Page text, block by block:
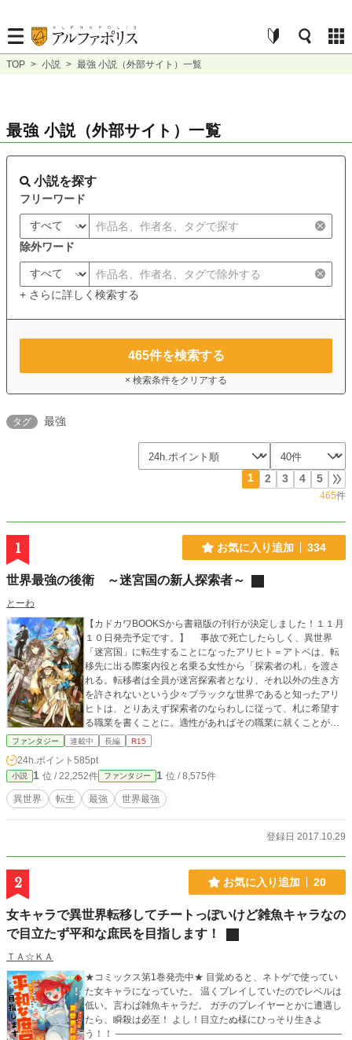
TOP > 小説 > 最強 小説（外部サイト）一覧
最強 小説（外部サイト）一覧
小説を探す
フリーワード
除外ワード
+ さらに詳しく検索する
465件を検索する
× 検索条件をクリアする
タグ 最強
1 2 3 4 5
465件
1 お気に入り追加 334
世界最強の後衛 ～迷宮国の新人探索者～
とーわ
【カドカワBOOKSから書籍版の刊行が決定しました！１１月
１０日発売予定です。】 事故で死亡したらしく、異世界
「迷宮国」に転生することになったアリヒト＝アトベは、転
移先に出る際案内役と名乗る女性から「探索者の札」を渡さ
れる。転移者は全員が迷宮探索者となり、それ以外の生き方
を許されないという少々ブラックな世界であると知ったアリ
ヒトは、とりあえず探索者のならわしに従って、札に希望す
る職業を書くことに。適性があればその職業に就くことがで
きるというのだが、アリヒトは「優秀な後衛が不足してい
しまう。魔法使いでも射手でもない、迷宮国に今まで存在し
なかった職業「後衛」に就くことができてしまったアリヒト
は、色々と試しながら「後衛」という職業の持つスキルの有
用性、応用性を発見し、理想のパーティメンバーたちを見つ
ファンタジー 連載中 長編 R15
24h.ポイント 585pt
小説 1 位 / 22,252件 ファンタジー 1 位 / 8,575件
異世界 転生 最強 世界最強
登録日 2017.10.29
2 お気に入り追加 20
女キャラで異世界転移してチートっぽいけど雑魚キャラなの
で目立たず平和な庶民を目指します！
ＴＡ☆ＫＡ
★コミックス第1巻発売中★ 目覚めると、ネトゲで使ってい
た女キャラになっていた。 温くプレイしていたのでレベルは
低い。言わば雑魚キャラだ。 ガチのプレイヤーとかに遭遇し
たら、瞬殺は必至！ よし！目立たぬ様にひっそり生きよ
う！！ ――――――――――――――――――――――――